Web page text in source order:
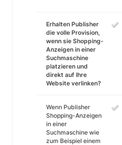
Erhalten Publisher
die volle Provision,
wenn sie Shopping-
Anzeigen in einer
Suchmaschine
platzieren und
direkt auf Ihre
Website verlinken?
Wenn Publisher
Shopping-Anzeigen
in einer
Suchmaschine wie
zum Beispiel einem